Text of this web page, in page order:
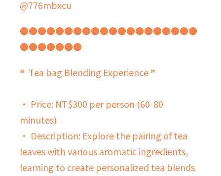
@776mbxcu
●●●●●●●●●●●●●●●●●●●●
●●●●●●●
❝ Tea bag Blending Experience ❞
• Price: NT$300 per person (60-80
minutes)
• Description: Explore the pairing of tea
leaves with various aromatic ingredients,
learning to create personalized tea blends